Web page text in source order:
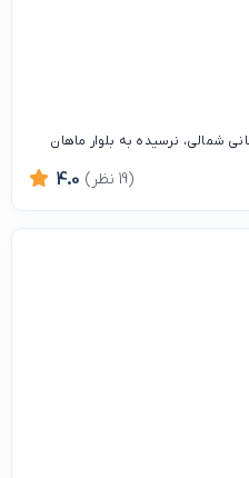
شمالی، نرسیده به بلوار ماهان
4.0 (19 نظر)